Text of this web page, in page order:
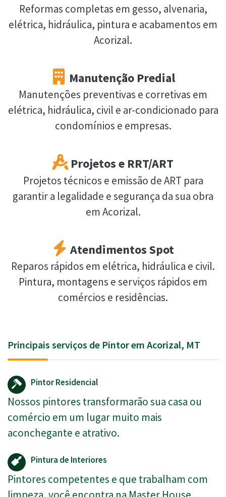
Reformas completas em gesso, alvenaria,
elétrica, hidráulica, pintura e acabamentos em
Acorizal.
Manutenção Predial
Manutenções preventivas e corretivas em
elétrica, hidráulica, civil e ar-condicionado para
condomínios e empresas.
Projetos e RRT/ART
Projetos técnicos e emissão de ART para
garantir a legalidade e segurança da sua obra
em Acorizal.
Atendimentos Spot
Reparos rápidos em elétrica, hidráulica e civil.
Pintura, montagens e serviços rápidos em
comércios e residências.
Principais serviços de Pintor em Acorizal, MT
Pintor Residencial
Nossos pintores transformarão sua casa ou
comércio em um lugar muito mais
aconchegante e atrativo.
Pintura de Interiores
Pintores competentes e que trabalham com